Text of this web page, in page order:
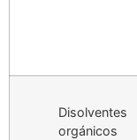
Disolventes
orgánicos